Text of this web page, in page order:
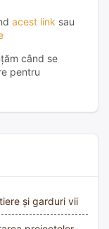
acest link sau
când se
pentru
și garduri vii